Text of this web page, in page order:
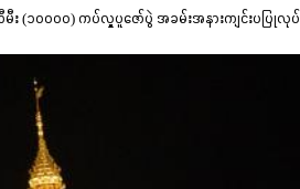
(၁၀၀၀၀) ကပ်လှူပူဇော်ပွဲ အခမ်းအနားကျင်းပပြုလုပ်